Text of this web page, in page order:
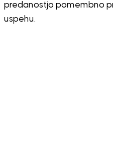
predanostjo pomembno
uspehu.